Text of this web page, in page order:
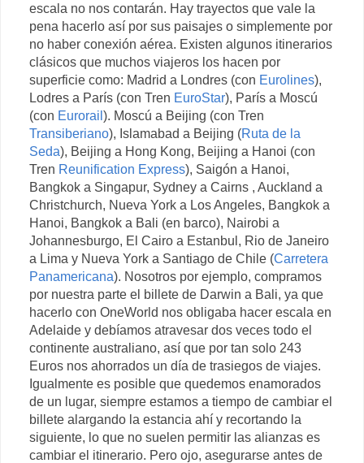
escala no nos contarán. Hay trayectos que vale la
pena hacerlo así por sus paisajes o simplemente por
no haber conexión aérea. Existen algunos itinerarios
clásicos que muchos viajeros los hacen por
superficie como: Madrid a Londres (con Eurolines),
Lodres a París (con Tren EuroStar), París a Moscú
(con Eurorail ). Moscú a Beijing (con Tren
Transiberiano), Islamabad a Beijing (Ruta de la
Seda), Beijing a Hong Kong, Beijing a Hanoi (con
Tren Reunification Express), Saigón a Hanoi,
Bangkok a Singapur, Sydney a Cairns , Auckland a
Christchurch, Nueva York a Los Angeles, Bangkok a
Hanoi, Bangkok a Bali (en barco), Nairobi a
Johannesburgo, El Cairo a Estanbul, Rio de Janeiro
a Lima y Nueva York a Santiago de Chile (Carretera
Panamericana). Nosotros por ejemplo, compramos
por nuestra parte el billete de Darwin a Bali, ya que
hacerlo con OneWorld nos obligaba hacer escala en
Adelaide y debíamos atravesar dos veces todo el
continente australiano, así que por tan solo 243
Euros nos ahorrados un día de trasiegos de viajes.
Igualmente es posible que quedemos enamorados
de un lugar, siempre estamos a tiempo de cambiar el
billete alargando la estancia ahí y recortando la
siguiente, lo que no suelen permitir las alianzas es
cambiar el itinerario. Pero ojo, asegurarse antes de